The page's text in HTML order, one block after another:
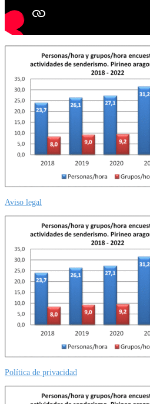
Aviso legal
Política de privacidad